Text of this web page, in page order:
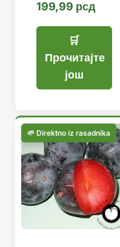
199,99 рсд
Прочитајте
још